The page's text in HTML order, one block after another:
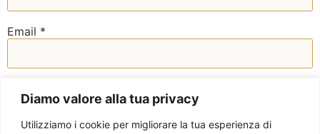
Diamo valore alla tua privacy
Utilizziamo i cookie per migliorare la tua esperienza di
Email *